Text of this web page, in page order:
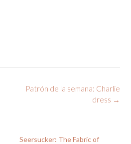
Patrón de la semana: Charlie
dress →
Seersucker: The Fabric of